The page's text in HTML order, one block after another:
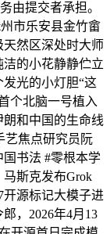
由提交者承担。
市乐安县金竹畲
然区深处时大师
的小花静静伫立
光的小灯胆“这
个北脑一号植入
和中国的生命线
艺焦点研究员阮
国书法 #零根本学
斯克发布Grok
开源标记大模子进
，2026年4月13